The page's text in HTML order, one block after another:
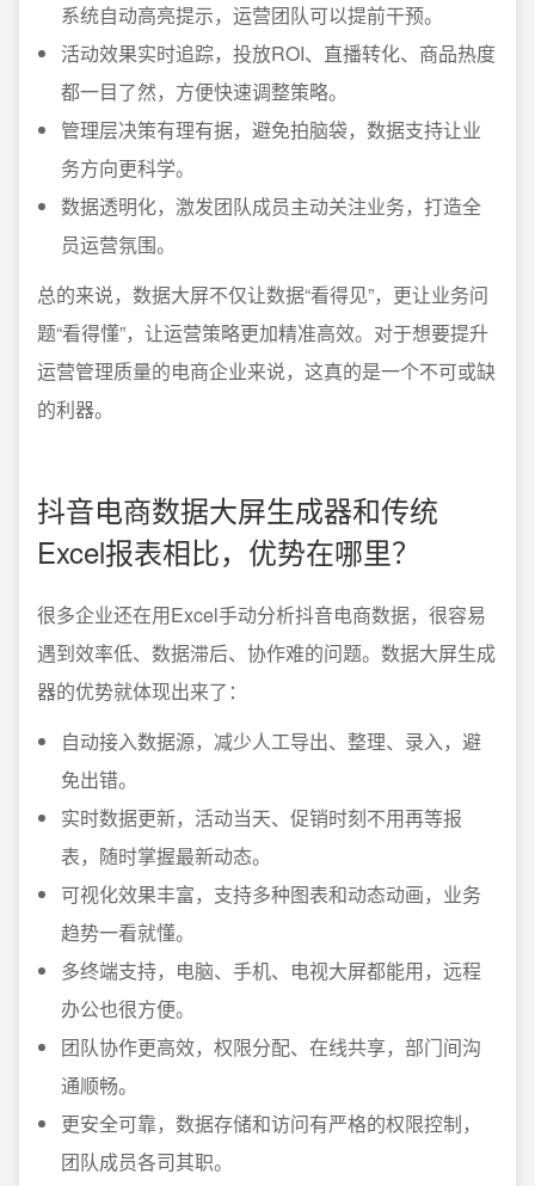
系统自动高亮提示，运营团队可以提前干预。
活动效果实时追踪，投放ROI、直播转化、商品热度
都一目了然，方便快速调整策略。
管理层决策有理有据，避免拍脑袋，数据支持让业
务方向更科学。
数据透明化，激发团队成员主动关注业务，打造全
员运营氛围。
总的来说，数据大屏不仅让数据“看得见”，更让业务问
题“看得懂”，让运营策略更加精准高效。对于想要提升
运营管理质量的电商企业来说，这真的是一个不可或缺
的利器。
抖音电商数据大屏生成器和传统
Excel报表相比，优势在哪里？
很多企业还在用Excel手动分析抖音电商数据，很容易
遇到效率低、数据滞后、协作难的问题。数据大屏生成
器的优势就体现出来了：
自动接入数据源，减少人工导出、整理、录入，避
免出错。
实时数据更新，活动当天、促销时刻不用再等报
表，随时掌握最新动态。
可视化效果丰富，支持多种图表和动态动画，业务
趋势一看就懂。
多终端支持，电脑、手机、电视大屏都能用，远程
办公也很方便。
团队协作更高效，权限分配、在线共享，部门间沟
通顺畅。
更安全可靠，数据存储和访问有严格的权限控制，
团队成员各司其职。